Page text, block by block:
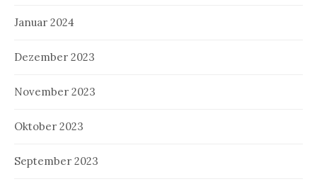
Januar 2024
Dezember 2023
November 2023
Oktober 2023
September 2023